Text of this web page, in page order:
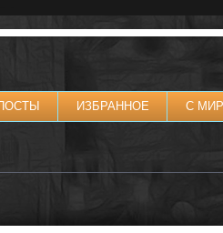
ИЗБРАННОЕ С